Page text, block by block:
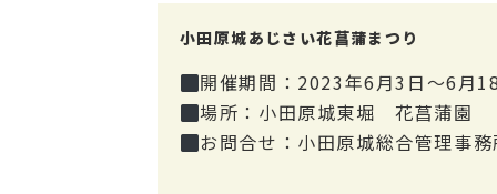
小田原城あじさい花菖蒲まつり
開催期間：2023年6月3日～6月
場所：小田原城東堀 花菖蒲園
お問合せ：小田原城総合管理事